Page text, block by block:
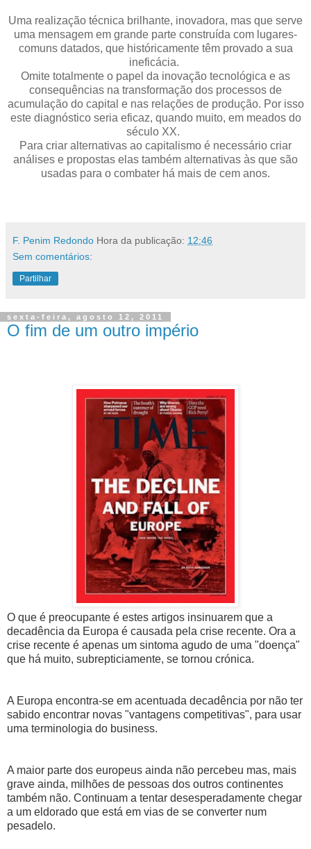
Uma realização técnica brilhante, inovadora, mas que serve
uma mensagem em grande parte construída com lugares-
comuns datados, que históricamente têm provado a sua
ineficácia.
Omite totalmente o papel da inovação tecnológica e as
consequências na transformação dos processos de
acumulação do capital e nas relações de produção. Por isso
este diagnóstico seria eficaz, quando muito, em meados do
século XX.
Para criar alternativas ao capitalismo é necessário criar
análises e propostas elas também alternativas às que são
usadas para o combater há mais de cem anos.
F. Penim Redondo Hora da publicação: 12:46
Sem comentários:
Partilhar
sexta-feira, agosto 12, 2011
O fim de um outro império
O que é preocupante é estes artigos insinuarem que a
decadência da Europa é causada pela crise recente. Ora a
crise recente é apenas um sintoma agudo de uma "doença"
que há muito, subrepticiamente, se tornou crónica.
A Europa encontra-se em acentuada decadência por não ter
sabido encontrar novas "vantagens competitivas", para usar
uma terminologia do business.
A maior parte dos europeus ainda não percebeu mas, mais
grave ainda, milhões de pessoas dos outros continentes
também não. Continuam a tentar desesperadamente chegar
a um eldorado que está em vias de se converter num
pesadelo.